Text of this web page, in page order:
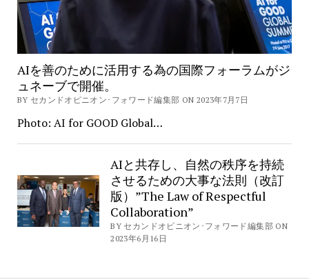
AIを善のために活用する為の国際フォーラムがジ
ュネーブで開催。
BY セカンドオピニオン･フォワード編集部 ON 2023年7月7日
Photo: AI for GOOD Global…
AIと共存し、自然の秩序を持続
させるための大事な法則（改訂
版）”The Law of Respectful
Collaboration”
BY セカンドオピニオン･フォワード編集部 ON
2023年6月16日